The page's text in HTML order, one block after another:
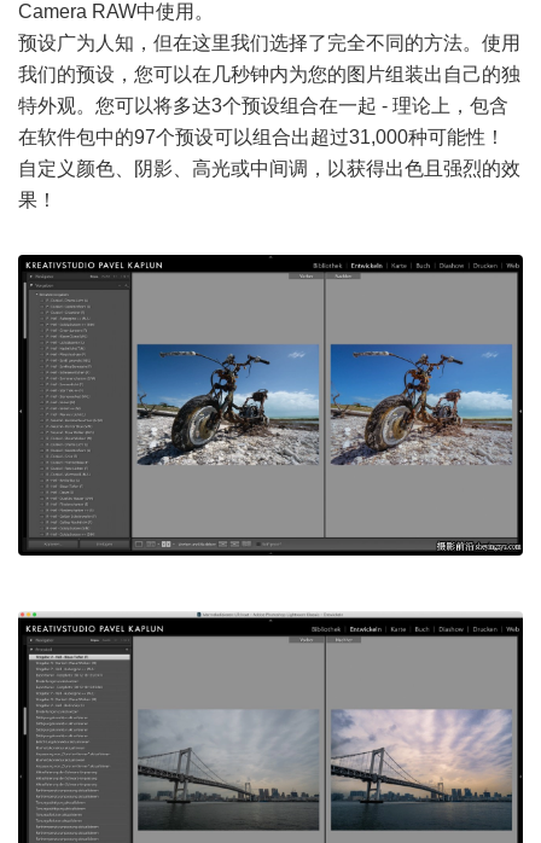
Camera RAW中使用。
预设广为人知，但在这里我们选择了完全不同的方法。使用
我们的预设，您可以在几秒钟内为您的图片组装出自己的独
特外观。您可以将多达3个预设组合在一起 - 理论上，包含
在软件包中的97个预设可以组合出超过31,000种可能性！
自定义颜色、阴影、高光或中间调，以获得出色且强烈的效
果！